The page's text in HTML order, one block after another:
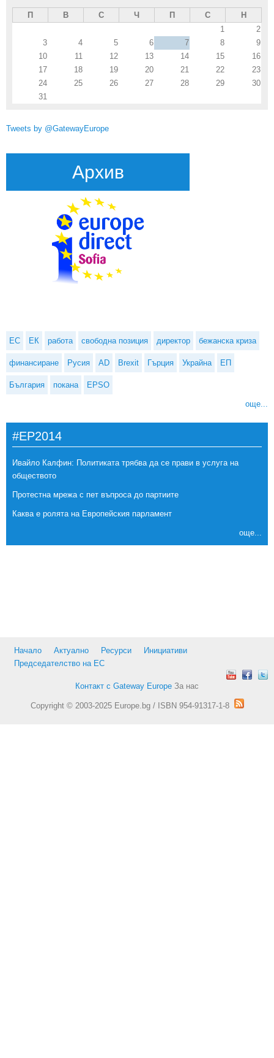
П В С Ч П С
Н
1
2
3
4 5 6 7 8
9
10
11 12 13 14 15
16
17
18 19 20 21 22
23
24
25 26 27 28 29
30
31
Tweets by @GatewayEurope
Архив
ЕС ЕК работа свободна позиция директор бежанска криза
финансиране Русия AD Brexit Гърция Украйна ЕП
България покана EPSO
още...
#EP2014
Ивайло Калфин: Политиката трябва да се прави в услуга на
обществото
Протестна мрежа с пет въпроса до партиите
Каква е ролята на Европейския парламент
още...
Начало Актуално Ресурси
Инициативи
Председателство на ЕС
Контакт с Gateway Europe За нас
Copyright © 2003-2025 Europe.bg / ISBN 954-91317-1-8